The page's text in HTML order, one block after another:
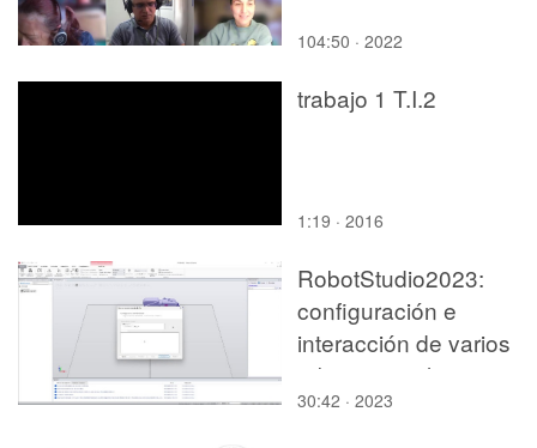
104:50 · 2022
trabajo 1 T.I.2
1:19 · 2016
RobotStudio2023:
configuración e
interacción de varios
robots en aplicaciones
cooperativas
30:42 · 2023